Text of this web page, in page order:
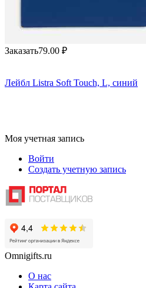
Заказать79.00 ₽
Лейбл Listra Soft Touch, L, синий
Моя учетная запись
Войти
Создать учетную запись
Omnigifts.ru
О нас